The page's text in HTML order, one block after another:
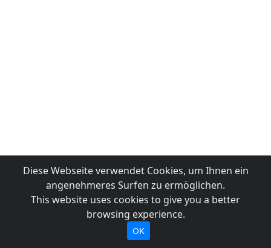
Diese Webseite verwendet Cookies, um Ihnen ein
angenehmeres Surfen zu ermöglichen.
This website uses cookies to give you a better
browsing experience.
OK